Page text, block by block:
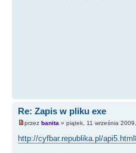
Re: Zapis w pliku exe
przez banita » piątek, 11 września
http://cyfbar.republika.pl/